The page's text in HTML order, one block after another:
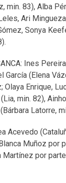
min. 83), Alba
Ari
Sonya
Ines
García (Elena
Olaya Enrique,
min. 82),
Latorre,
Acevedo
Muñoz por
Martínez por